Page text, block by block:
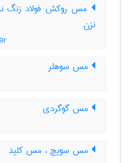
مس روکش فولاد زنگ
‌نزن
مس سوهلر
مس گوگردی
مس سویچ ، مس کلید